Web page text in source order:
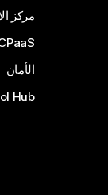
مركز
الأمان
Hub